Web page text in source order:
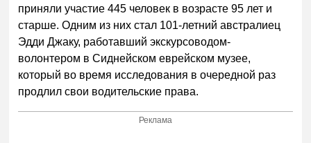
приняли участие 445 человек в возрасте 95 лет и
старше. Одним из них стал 101-летний австралиец
Эдди Джаку, работавший экскурсоводом-
волонтером в Сиднейском еврейском музее,
который во время исследования в очередной раз
продлил свои водительские права.
Реклама